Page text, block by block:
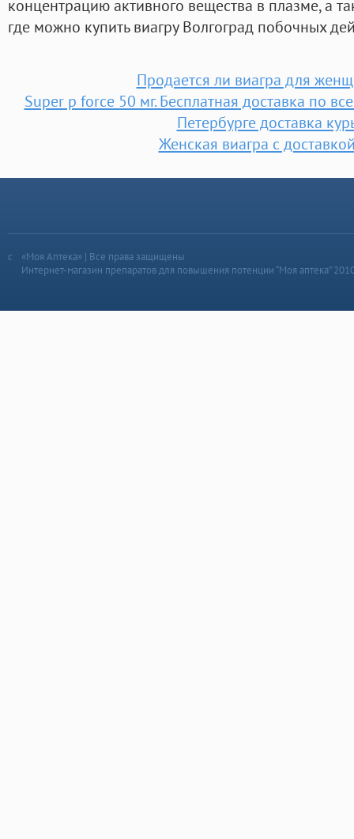
концентрацию активного вещества в плазме, а
где можно купить виагру Волгоград побочных
Продается ли виагра для
Super p force 50 мг. Бесплатная доставка по
Петербурге доставка
Женская виагра с
«Моя Аптека» | Все права защищены
Интернет-магазин препаратов для повышения потенции “Моя аптека”